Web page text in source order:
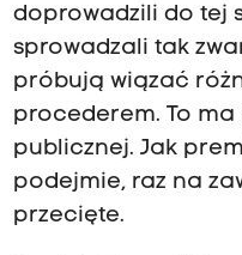
doprowadzili do tej
sprowadzali tak
próbują wiązać
procederem. To
publicznej. Jak
podejmie, raz na
przecięte.